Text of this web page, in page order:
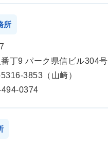
所
丁9 パーク県信ビル304号
3853（山﨑）
0374